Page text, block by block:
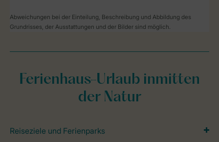
Abweichungen bei der Einteilung, Beschreibung und Abbildung des
Grundrisses, der Ausstattungen und der Bilder sind möglich.
Ferienhaus-Urlaub inmitten
der Natur
Reiseziele und Ferienparks